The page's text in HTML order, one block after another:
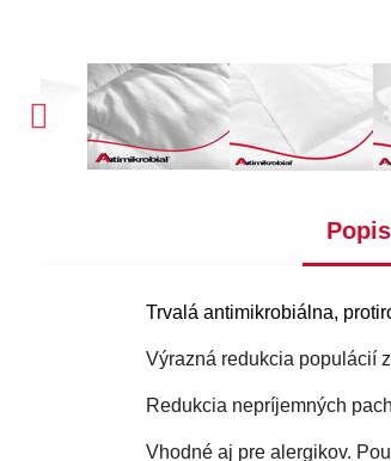
Popis
Trvalá antimikrobiálna,
Výrazná redukcia populácií
Redukcia nepríjemných
Vhodné aj pre alergikov.